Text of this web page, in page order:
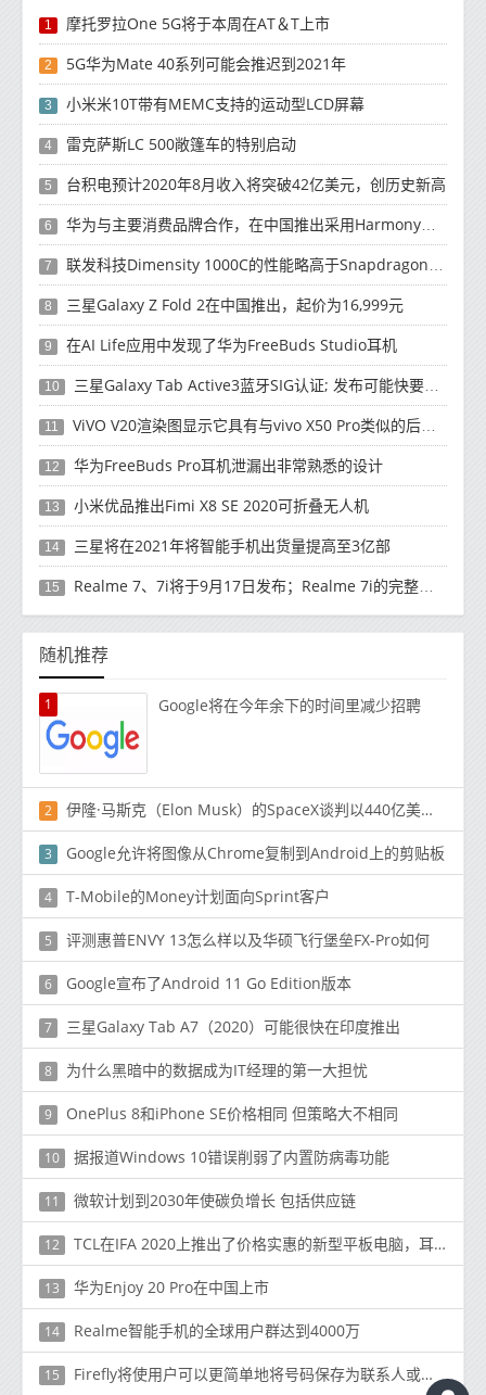
1 摩托罗拉One 5G将于本周在AT＆T上市
2 5G华为Mate 40系列可能会推迟到2021年
3 小米米10T带有MEMC支持的运动型LCD屏幕
4 雷克萨斯LC 500敞篷车的特别启动
5 台积电预计2020年8月收入将突破42亿美元，创历史新高
6 华为与主要消费品牌合作，在中国推出采用HarmonyOS 2.0的智能家居产品
7 联发科技Dimensity 1000C的性能略高于Snapdragon 765G
8 三星Galaxy Z Fold 2在中国推出，起价为16,999元
9 在AI Life应用中发现了华为FreeBuds Studio耳机
10 三星Galaxy Tab Active3蓝牙SIG认证; 发布可能快要结束了
11 ViVO V20渲染图显示它具有与vivo X50 Pro类似的后部设计
12 华为FreeBuds Pro耳机泄漏出非常熟悉的设计
13 小米优品推出Fimi X8 SE 2020可折叠无人机
14 三星将在2021年将智能手机出货量提高至3亿部
15 Realme 7、7i将于9月17日发布；Realme 7i的完整规格并导致泄漏
随机推荐
1 Google将在今年余下的时间里减少招聘
2 伊隆·马斯克（Elon Musk）的SpaceX谈判以440亿美元的估值筹集资金
3 Google允许将图像从Chrome复制到Android上的剪贴板
4 T-Mobile的Money计划面向Sprint客户
5 评测惠普ENVY 13怎么样以及华硕飞行堡垒FX-Pro如何
6 Google宣布了Android 11 Go Edition版本
7 三星Galaxy Tab A7（2020）可能很快在印度推出
8 为什么黑暗中的数据成为IT经理的第一大担忧
9 OnePlus 8和iPhone SE价格相同 但策略大不相同
10 据报道Windows 10错误削弱了内置防病毒功能
11 微软计划到2030年使碳负增长 包括供应链
12 TCL在IFA 2020上推出了价格实惠的新型平板电脑，耳塞和老年人手表
13 华为Enjoy 20 Pro在中国上市
14 Realme智能手机的全球用户群达到4000万
15 Firefly将使用户可以更简单地将号码保存为联系人或访问网站而无需输入URL